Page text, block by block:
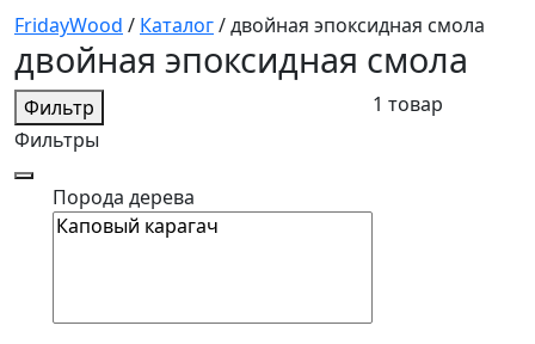
FridayWood / Каталог/двойная эпоксидная смола
двойная эпоксидная смола
Фильтр
Фильтры
Порода дерева
1 товар